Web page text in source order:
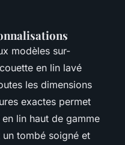
modèles sur-
en lin lavé
les dimensions
exactes permet
lin haut de gamme
un tombé soigné et